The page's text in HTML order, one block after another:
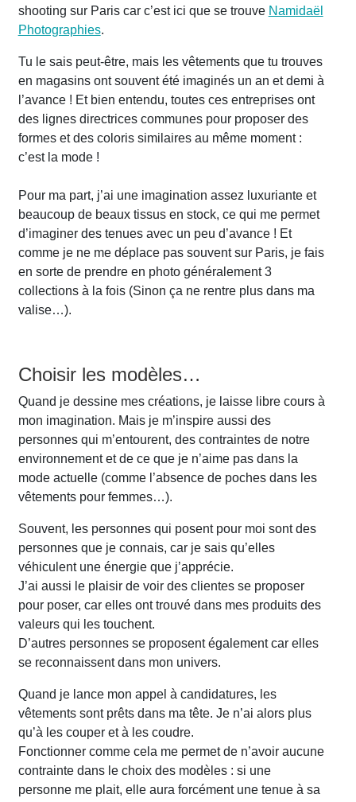
shooting sur Paris car c’est ici que se trouve Namidaël
Photographies.
Tu le sais peut-être, mais les vêtements que tu trouves
en magasins ont souvent été imaginés un an et demi à
l’avance ! Et bien entendu, toutes ces entreprises ont
des lignes directrices communes pour proposer des
formes et des coloris similaires au même moment :
c’est la mode !
Pour ma part, j’ai une imagination assez luxuriante et
beaucoup de beaux tissus en stock, ce qui me permet
d’imaginer des tenues avec un peu d’avance ! Et
comme je ne me déplace pas souvent sur Paris, je fais
en sorte de prendre en photo généralement 3
collections à la fois (Sinon ça ne rentre plus dans ma
valise…).
Choisir les modèles…
Quand je dessine mes créations, je laisse libre cours à
mon imagination. Mais je m’inspire aussi des
personnes qui m’entourent, des contraintes de notre
environnement et de ce que je n’aime pas dans la
mode actuelle (comme l’absence de poches dans les
vêtements pour femmes…).
Souvent, les personnes qui posent pour moi sont des
personnes que je connais, car je sais qu’elles
véhiculent une énergie que j’apprécie.
J’ai aussi le plaisir de voir des clientes se proposer
pour poser, car elles ont trouvé dans mes produits des
valeurs qui les touchent.
D’autres personnes se proposent également car elles
se reconnaissent dans mon univers.
Quand je lance mon appel à candidatures, les
vêtements sont prêts dans ma tête. Je n’ai alors plus
qu’à les couper et à les coudre.
Fonctionner comme cela me permet de n’avoir aucune
contrainte dans le choix des modèles : si une
personne me plait, elle aura forcément une tenue à sa